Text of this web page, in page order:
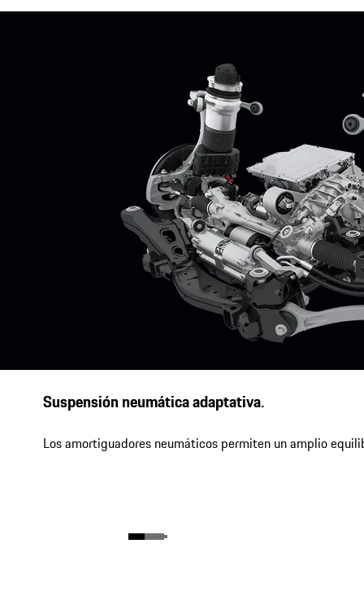
Suspensión neumática adaptativa.
Los amortiguadores neumáticos permiten un amplio